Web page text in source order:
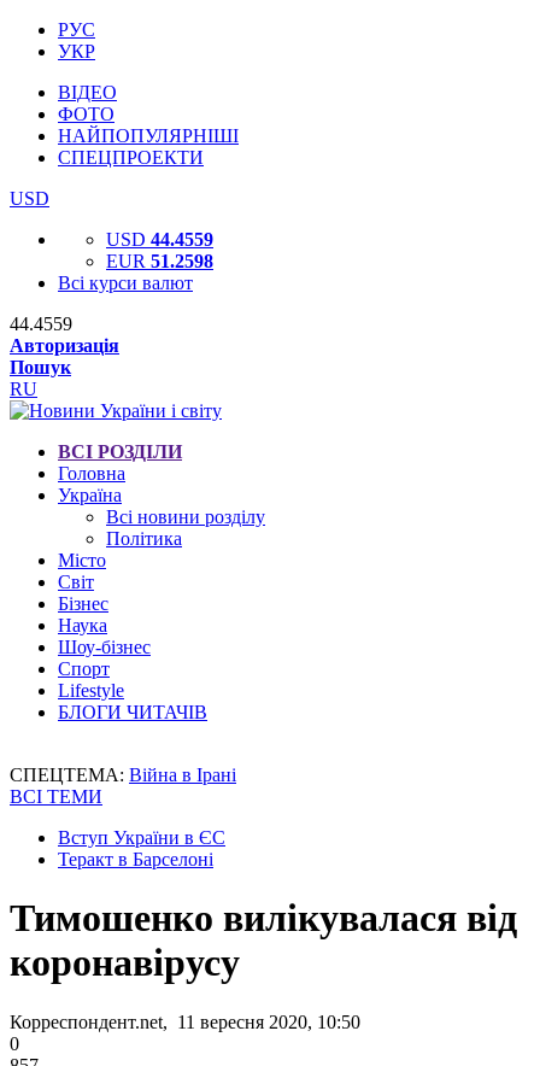
РУС
УКР
ВІДЕО
ФОТО
НАЙПОПУЛЯРНІШІ
СПЕЦПРОЕКТИ
USD
USD 44.4559
EUR 51.2598
Всі курси валют
44.4559
Авторизація
Пошук
RU
ВСІ РОЗДІЛИ
Головна
Україна
Всі новини розділу
Політика
Місто
Світ
Бізнес
Наука
Шоу-бізнес
Спорт
Lifestyle
БЛОГИ ЧИТАЧІВ
СПЕЦТЕМА: Війна в Ірані
ВСІ ТЕМИ
Вступ України в ЄС
Теракт в Барселоні
Тимошенко вилікувалася від
коронавірусу
Корреспондент.net, 11 вересня 2020, 10:50
0